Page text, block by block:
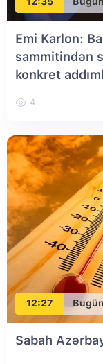
Emi Karlon:
sammitindən
konkret
4
12:27 Bugün
Sabah